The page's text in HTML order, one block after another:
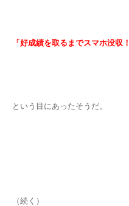
「好成績を取るまでスマホ没収！
という目にあったそうだ。
（続く）